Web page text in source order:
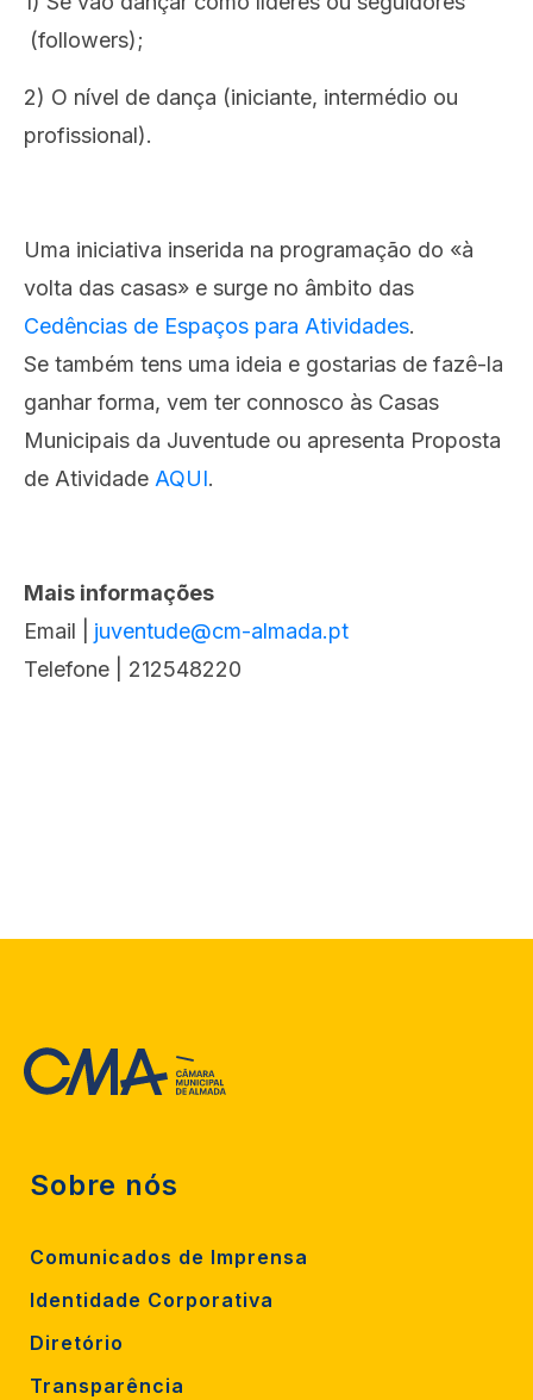
(followers);
2) O nível de dança (iniciante, intermédio ou
profissional).
Uma iniciativa inserida na programação do «à
volta das casas» e surge no âmbito das
Cedências de Espaços para Atividades.
Se também tens uma ideia e gostarias de fazê-la
ganhar forma, vem ter connosco às Casas
Municipais da Juventude ou apresenta Proposta
de Atividade AQUI.
Mais informações
Email |
juventude@cm-almada.pt
Telefone | 212548220
Sobre nós
Comunicados de Imprensa
Identidade Corporativa
Diretório
Transparência